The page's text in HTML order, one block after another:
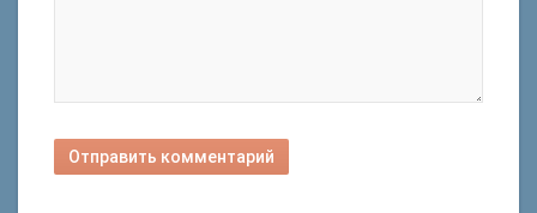
Отправить комментарий